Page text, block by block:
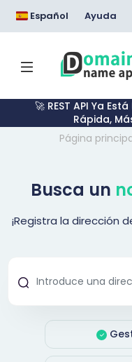
Español Ayuda
🚀 REST API Ya
Rápida,
Página
Busca un
¡Registra la dirección